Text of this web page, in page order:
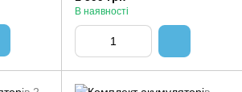
В наявності